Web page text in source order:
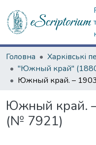
Головна
Южный край.
(№ 7921)